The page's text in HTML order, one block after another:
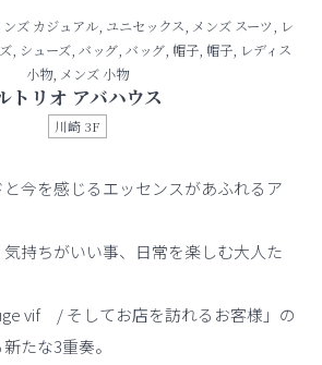
ズ カジュアル, ユニセックス, メンズ スーツ, レ
, シューズ, バッグ, バッグ, 帽子, 帽子, レディス
小物, メンズ 小物
トリオ アバハウス
川崎 3F
今を感じるエッセンスがあふれるア
持ちがいい事、日常を楽しむ大人た
vif / そしてお店を訪れるお客様」の
たな3重奏。